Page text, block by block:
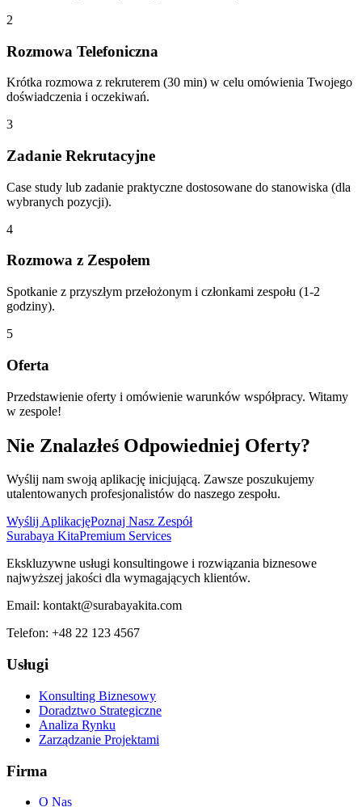
2
Rozmowa Telefoniczna
Krótka rozmowa z rekruterem (30 min) w celu omówienia Twojego
doświadczenia i oczekiwań.
3
Zadanie Rekrutacyjne
Case study lub zadanie praktyczne dostosowane do stanowiska (dla
wybranych pozycji).
4
Rozmowa z Zespołem
Spotkanie z przyszłym przełożonym i członkami zespołu (1-2
godziny).
5
Oferta
Przedstawienie oferty i omówienie warunków współpracy. Witamy
w zespole!
Nie Znalazłeś Odpowiedniej Oferty?
Wyślij nam swoją aplikację inicjującą. Zawsze poszukujemy
utalentowanych profesjonalistów do naszego zespołu.
Wyślij AplikacjęPoznaj Nasz Zespół
Surabaya KitaPremium Services
Ekskluzywne usługi konsultingowe i rozwiązania biznesowe
najwyższej jakości dla wymagających klientów.
Email: kontakt@surabayakita.com
Telefon: +48 22 123 4567
Usługi
Konsulting Biznesowy
Doradztwo Strategiczne
Analiza Rynku
Zarządzanie Projektami
Firma
O Nas